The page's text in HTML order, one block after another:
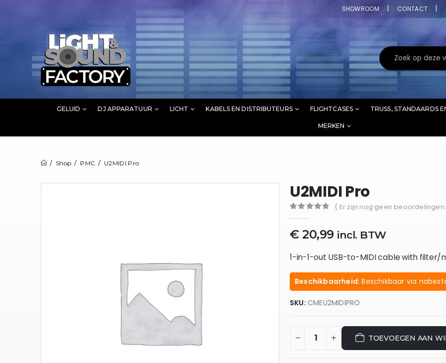
SHOWROOM CONTACT
GELUID DJ APPARATUUR LICHT KABELS EN DISTRIBUTEURS FLIGHTCASES TRUSS, STANDAARDS
MERKEN
Shop PMC U2MIDI Pro
U2MIDI Pro
( Er zijn nog geen
€20,99 incl. BTW
1-in-1-out USB-to-MIDI cable with
Beschikbaarheid:Beschikbaar via
SKU: CMEU2MIDIPRO
TOEVOEGEN AAN